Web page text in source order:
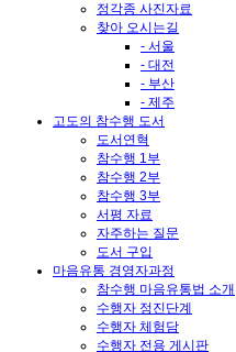
정각종 사진자료
찾아 오시는길
- 서울
- 대전
- 부산
- 제주
고도의 참수행 도서
도서연혁
참수행 1부
참수행 2부
참수행 3부
서평 자료
자주하는 질문
도서 구입
마음유통 경영자과정
참수행 마음유통법 소개
수행자 정진단계
수행자 체험담
수행자 전용 게시판